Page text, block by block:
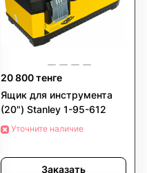
20 800 тенге
Ящик для инструмента
(20") Stanley 1-95-612
Уточните наличие
Заказать